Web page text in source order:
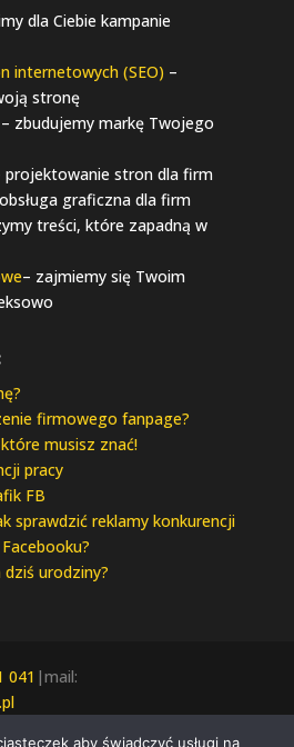
dla Ciebie kampanie
internetowych (SEO) –
stronę
zbudujemy markę Twojego
projektowanie stron dla firm
graficzna dla firm
treści, które zapadną w
– zajmiemy się Twoim
firmowego fanpage?
musisz znać!
pracy
FB
sprawdzić reklamy konkurencji
urodziny?
041 |mail:
© 2021 Rise Up |
aby świadczyć usługi na